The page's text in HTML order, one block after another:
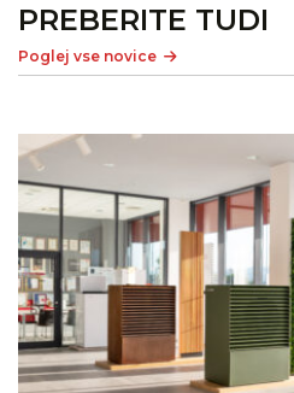
PREBERITE TUDI
Poglej vse novice